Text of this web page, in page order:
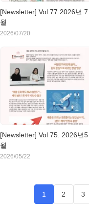
[Newsletter] Vol 77.2026년 7
월
2026/07/20
[Newsletter] Vol 75. 2026년5
월
2026/05/22
1 2 3